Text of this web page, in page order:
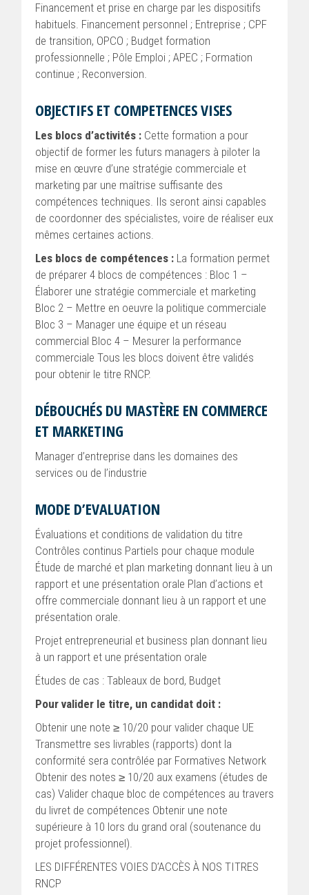
Financement et prise en charge par les dispositifs
habituels. Financement personnel ; Entreprise ; CPF
de transition, OPCO ; Budget formation
professionnelle ; Pôle Emploi ; APEC ; Formation
continue ; Reconversion.
OBJECTIFS ET COMPETENCES VISES
Les blocs d’activités : Cette formation a pour
objectif de former les futurs managers à piloter la
mise en œuvre d’une stratégie commerciale et
marketing par une maîtrise suffisante des
compétences techniques. Ils seront ainsi capables
de coordonner des spécialistes, voire de réaliser eux
mêmes certaines actions.
Les blocs de compétences : La formation permet
de préparer 4 blocs de compétences : Bloc 1 –
Élaborer une stratégie commerciale et marketing
Bloc 2 – Mettre en oeuvre la politique commerciale
Bloc 3 – Manager une équipe et un réseau
commercial Bloc 4 – Mesurer la performance
commerciale Tous les blocs doivent être validés
pour obtenir le titre RNCP.
DÉBOUCHÉS DU MASTÈRE EN COMMERCE
ET MARKETING
Manager d’entreprise dans les domaines des
services ou de l’industrie
MODE D’EVALUATION
Évaluations et conditions de validation du titre
Contrôles continus Partiels pour chaque module
Étude de marché et plan marketing donnant lieu à un
rapport et une présentation orale Plan d’actions et
offre commerciale donnant lieu à un rapport et une
présentation orale.
Projet entrepreneurial et business plan donnant lieu
à un rapport et une présentation orale
Études de cas : Tableaux de bord, Budget
Pour valider le titre, un candidat doit :
Obtenir une note ≥ 10/20 pour valider chaque UE
Transmettre ses livrables (rapports) dont la
conformité sera contrôlée par Formatives Network
Obtenir des notes ≥ 10/20 aux examens (études de
cas) Valider chaque bloc de compétences au travers
du livret de compétences Obtenir une note
supérieure à 10 lors du grand oral (soutenance du
projet professionnel).
LES DIFFÉRENTES VOIES D’ACCÈS À NOS TITRES
RNCP